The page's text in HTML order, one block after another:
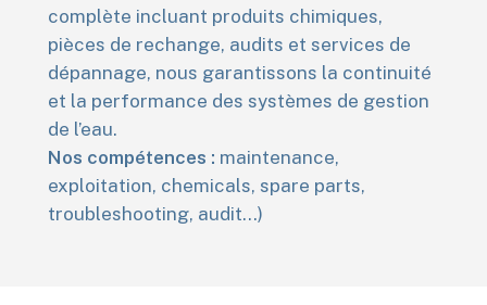
complète incluant produits chimiques,
pièces de rechange, audits et services de
dépannage, nous garantissons la continuité
et la performance des systèmes de gestion
de l’eau.
Nos compétences : maintenance,
exploitation, chemicals, spare parts,
troubleshooting, audit…)